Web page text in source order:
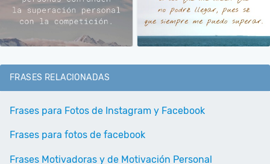
FRASES RELACIONADAS
Frases para Fotos de Instagram y Facebook
Frases para fotos de facebook
Frases Motivadoras y de Motivación Personal